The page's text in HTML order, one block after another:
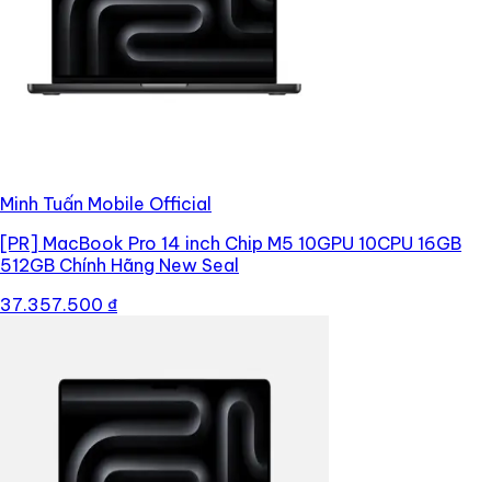
Minh Tuấn Mobile Official
[PR] MacBook Pro 14 inch Chip M5 10GPU 10CPU 16GB
512GB Chính Hãng New Seal
37.357.500 ₫